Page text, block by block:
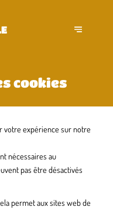
cookies
votre expérience sur notre
nécessaires au
pas être désactivés
permet aux sites web de